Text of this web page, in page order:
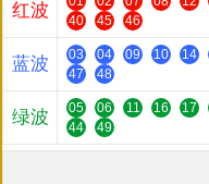
红波
40
45 46
蓝波 03 04 09 10 14
47
48
绿波 05 06 11 16 17
44
49